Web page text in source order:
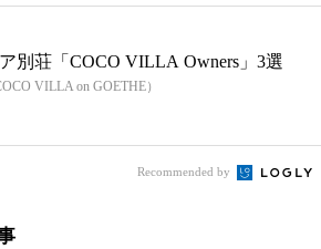
別荘「COCO VILLA Owners」3選
VILLA on GOETHE）
Recommended by